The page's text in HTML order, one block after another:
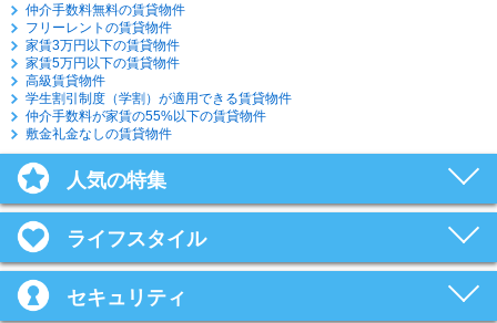
仲介手数料無料の賃貸物件
フリーレントの賃貸物件
家賃3万円以下の賃貸物件
家賃5万円以下の賃貸物件
高級賃貸物件
学生割引制度（学割）が適用できる賃貸物件
仲介手数料が家賃の55%以下の賃貸物件
敷金礼金なしの賃貸物件
人気の特集
ライフスタイル
セキュリティ